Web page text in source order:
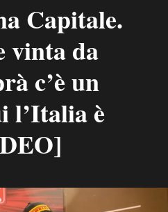
Capitale.
vinta da
c’è un
l’Italia è